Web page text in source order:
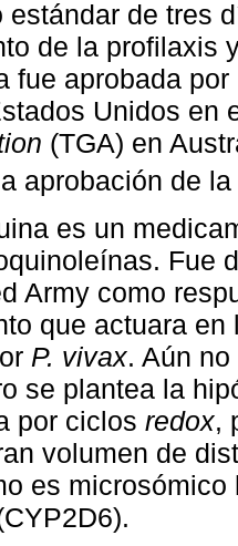
estándar de tres
de la profilaxis
fue aprobada
Unidos en
(TGA) en
aprobación de
es un
Fue
Army como
que actuara
P. vivax. Aún
se plantea la
por ciclos redox,
volumen de
es